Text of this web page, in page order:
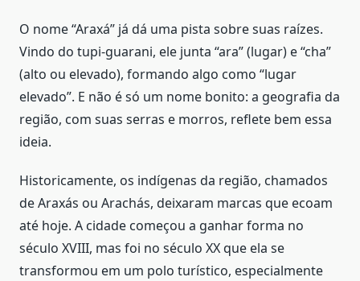
O nome “Araxá” já dá uma pista sobre suas raízes.
Vindo do tupi-guarani, ele junta “ara” (lugar) e “cha”
(alto ou elevado), formando algo como “lugar
elevado”. E não é só um nome bonito: a geografia da
região, com suas serras e morros, reflete bem essa
ideia.
Historicamente, os indígenas da região, chamados
de Araxás ou Arachás, deixaram marcas que ecoam
até hoje. A cidade começou a ganhar forma no
século XVIII, mas foi no século XX que ela se
transformou em um polo turístico, especialmente